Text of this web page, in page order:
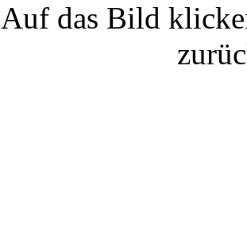
Auf das Bild